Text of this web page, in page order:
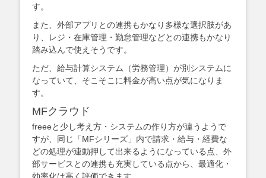
す。
また、外部アプリとの連携もかなり多様な選択肢があ
り、レジ・在庫管理・勤怠管理などとの連携もかなり
踏み込んで使えそうです。
ただ、給与計算システム（労務管理）が別システムに
なっていて、そこそこに料金が高い点が気になりま
す。
MFクラウド
freeeと少し考え方・システムの作り方が違うようで
すが、同じ「MFシリーズ」内で請求・給与・経費な
どの処理が連動押して出来るようになっている点、外
部サービスとの連携も充実している点から、最適化・